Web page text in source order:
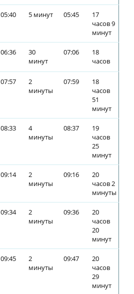
05:40 5 минут 05:45
17
часов 9
минут
06:36
30
минут
07:06
18
часов
07:57
2
минуты
07:59
18
часов
51
минут
08:33
4
минуты
08:37
19
часов
25
минут
09:14
2
минуты
09:16
20
часов 2
минуты
09:34
2
минуты
09:36
20
часов
20
минут
09:45
2
минуты
09:47
20
часов
29
минут